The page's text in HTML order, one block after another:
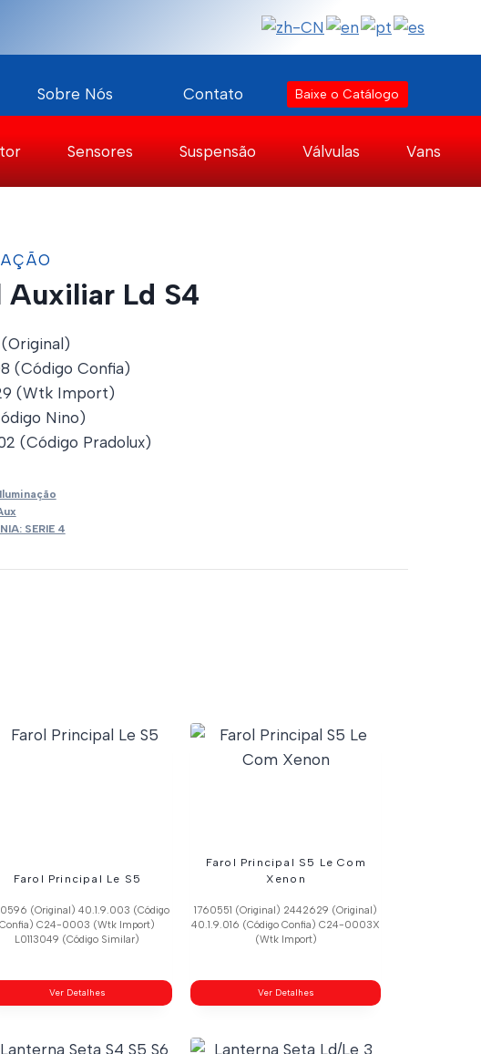
Sobre Nós Contato Baixe o Catálogo
Sensores Suspensão Válvulas Vans
Auxiliar Ld S4
(Código Confia)
(Wtk Import)
Nino)
(Código Pradolux)
Iluminação
SERIE 4
Farol Principal Le S5
(Original) 40.1.9.003 (Código
Confia) C24-0003 (Wtk Import)
L0113049 (Código Similar)
Ver Detalhes
Farol Principal S5 Le Com
Xenon
1760551 (Original) 2442629 (Original)
40.1.9.016 (Código Confia) C24-0003X
(Wtk Import)
Ver Detalhes